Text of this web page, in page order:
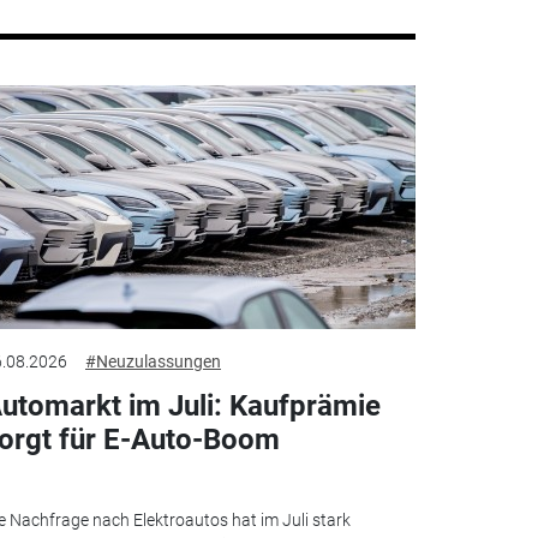
#Neuzulassungen
im Juli: Kaufprämie
für E-Auto-Boom
Nachfrage nach Elektroautos hat im Juli stark